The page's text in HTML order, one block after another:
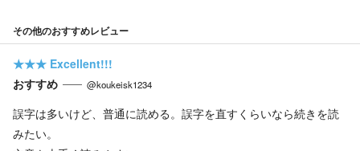
その他のおすすめレビュー
★★★ Excellent!!!
おすすめ
@koukeisk1234
誤字は多いけど、普通に読める。誤字を直すくらいなら続きを読
みたい。